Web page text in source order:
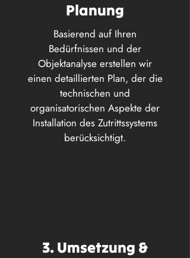
Planung
Basierend auf Ihren
Bedürfnissen und der
Objektanalyse erstellen wir
einen detaillierten Plan, der die
technischen und
organisatorischen Aspekte der
Installation des Zutrittssystems
berücksichtigt.
3. Umsetzung &